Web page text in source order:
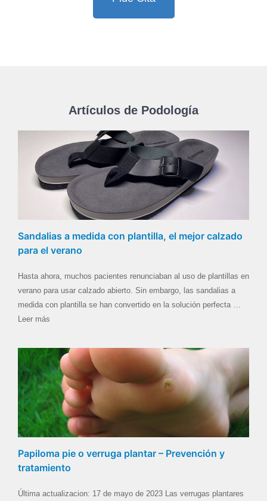
Artículos de Podología
Sandalias a medida con plantilla, el mejor calzado
para el verano
Hasta ahora, muchos pacientes renunciaban al uso de plantillas en
verano para usar calzado abierto. Sin embargo, las sandalias a
medida con plantilla se han convertido en la solución perfecta …
Leer más
Papiloma pie o verruga plantar – Prevención y
tratamiento
Última actualizacion: 17 de mayo de 2023 Las verrugas plantares